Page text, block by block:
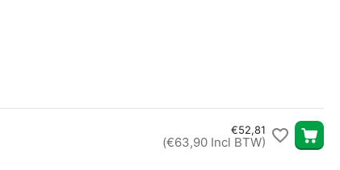
€52,81
(€63,90 Incl BTW)